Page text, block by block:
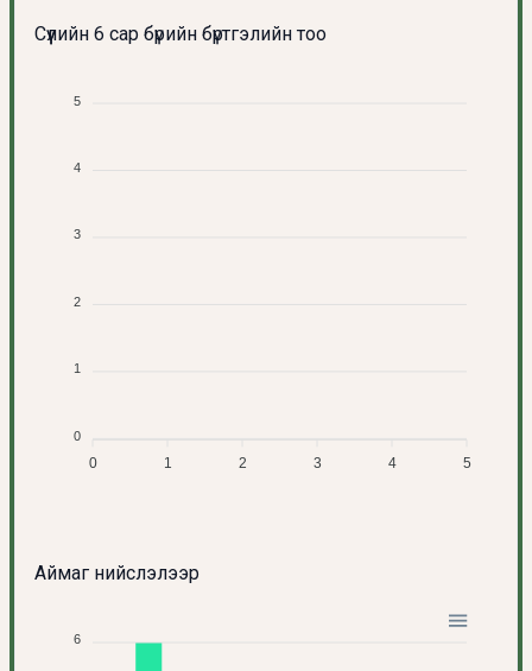
Сүүлийн 6 сар бүрийн бүртгэлийн тоо
0 1 2 3 4 5
5
4
3
2
1
0
Аймаг нийслэлээр
6